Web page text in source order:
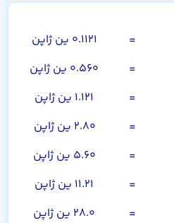
=
۰.۱۱۲۱ ین ژاپن
=
۰.۵۶۰ ین ژاپن
=
۱.۱۲۱ ین ژاپن
=
۲.۸۰ ین ژاپن
=
۵.۶۰ ین ژاپن
=
۱۱.۲۱ ین ژاپن
=
۲۸.۰ ین ژاپن